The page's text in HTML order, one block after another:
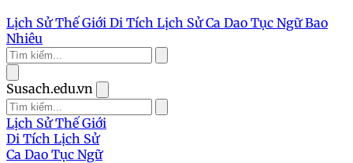
Lịch Sử Thế Giới Di Tích Lịch SửCa Dao Tục NgữBao
Nhiêu
Susach.edu.vn
Lịch Sử Thế Giới
Di Tích Lịch Sử
Ca Dao Tục Ngữ